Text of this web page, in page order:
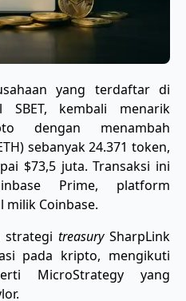
yang terdaftar di
SBET, kembali menarik
dengan menambah
sebanyak 24.371 token,
$73,5 juta. Transaksi ini
Prime, platform
Coinbase.
strategi treasury SharpLink
pada kripto, mengikuti
MicroStrategy yang